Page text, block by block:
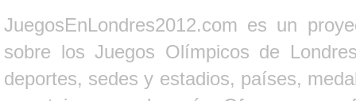
JuegosEnLondres2012.com es un
sobre los Juegos Olímpicos de
deportes, sedes y estadios, países,